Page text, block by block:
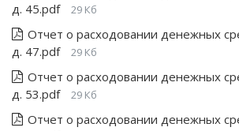
д. 45.pdf
29 Кб
Отчет о расходовании денежных
д. 47.pdf
29 Кб
Отчет о расходовании денежных
д. 53.pdf
29 Кб
Отчет о расходовании денежных